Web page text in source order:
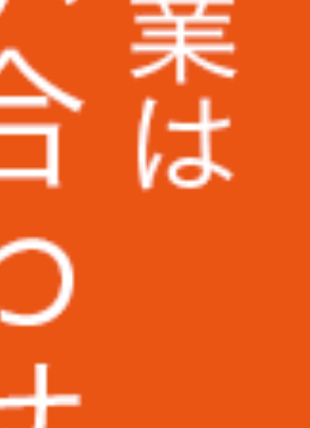
早稲田大学様
大阪大学様
和歌山信愛大学様
筑波技術大学様
埼玉県立大学様